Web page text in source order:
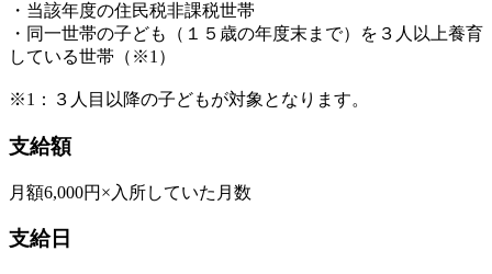
・当該年度の住民税非課税世帯
・同一世帯の子ども（１５ 歳の年度末まで）
を３人以上養育
している世帯（※1）
※1：３人目以降の子どもが対象となります。
支給額
月額6,000円×入所していた月数
支給日